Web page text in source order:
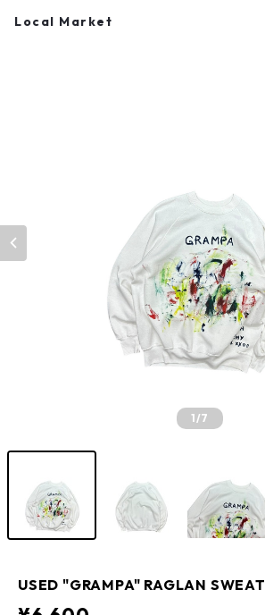
Local Market
1/7
USED "GRAMPA" RAGLAN SWEAT